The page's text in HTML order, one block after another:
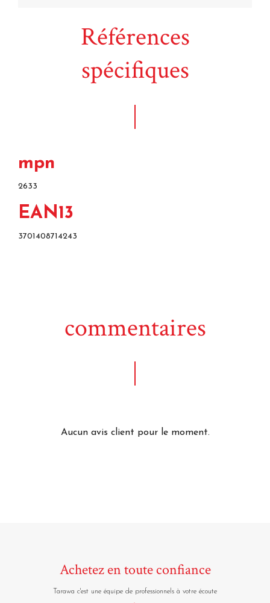
Références
spécifiques
mpn
2633
EAN13
3701408714243
commentaires
Aucun avis client pour le moment.
Achetez en toute confiance
Tarawa c'est une équipe de professionnels à votre écoute